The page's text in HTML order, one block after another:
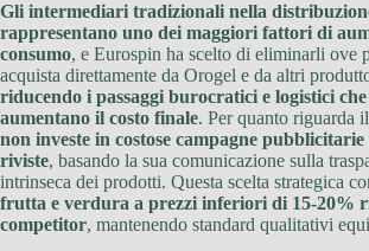
Gli intermediari tradizionali nella
rappresentano uno dei maggiori fattori di
consumo, e Eurospin ha scelto di eliminarli ove
acquista direttamente da Orogel e da altri
riducendo i passaggi burocratici e logistici
aumentano il costo finale. Per quanto riguarda
non investe in costose campagne pubblicitarie
riviste, basando la sua comunicazione sulla
intrinseca dei prodotti. Questa scelta strategica
frutta e verdura a prezzi inferiori di 15-20%
competitor, mantenendo standard qualitativi